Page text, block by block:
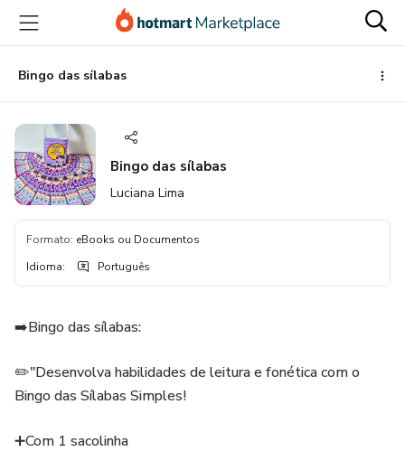
para
conteúdo
principal
para
pagamento
para
rodapé
Bingo das sílabas
Bingo das sílabas
Luciana Lima
Formato: eBooks ou Documentos
Idioma: Português
➡️Bingo das sílabas:
✏️"Desenvolva habilidades de leitura e fonética com o
Bingo das Sílabas Simples!
➕Com 1 sacolinha